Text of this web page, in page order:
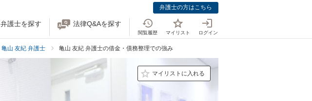
弁護士の方はこちら
弁護士を探す 法律Q&Aを探す
閲覧履歴 マイリスト ログイン
亀山 友紀 弁護士 亀山 友紀 弁護士の借金・債務整理での強み
マイリストに入れる